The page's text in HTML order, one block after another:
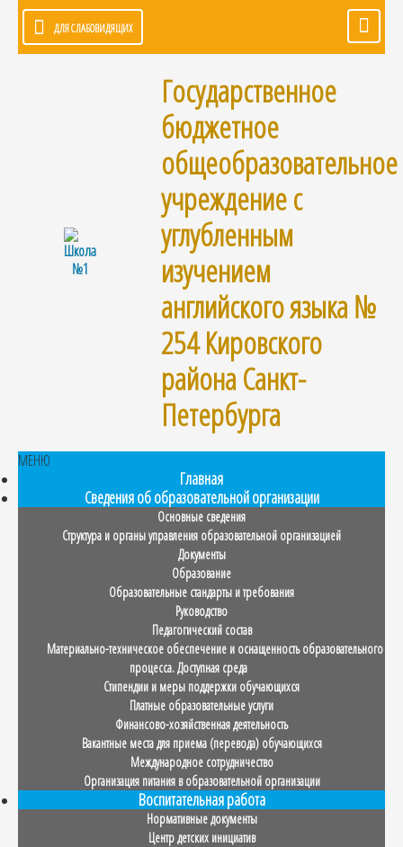
ДЛЯ СЛАБОВИДЯЩИХ
Государственное
бюджетное
общеобразовательное
учреждение с
углубленным
изучением
английского языка №
254 Кировского
района Санкт-
Петербурга
МЕНЮ
Главная
Сведения об образовательной организации
Основные сведения
Структура и органы управления образовательной организацией
Документы
Образование
Образовательные стандарты и требования
Руководство
Педагогический состав
Материально-техническое обеспечение и оснащенность образовательного
процесса. Доступная среда
Стипендии и меры поддержки обучающихся
Платные образовательные услуги
Финансово-хозяйственная деятельность
Вакантные места для приема (перевода) обучающихся
Международное сотрудничество
Организация питания в образовательной организации
Воспитательная работа
Нормативные документы
Центр детских инициатив